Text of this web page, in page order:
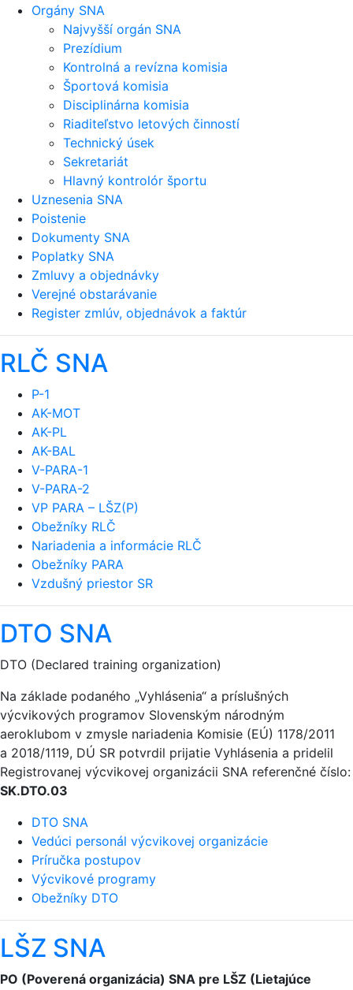
Orgány SNA
Najvyšší orgán SNA
Prezídium
Kontrolná a revízna komisia
Športová komisia
Disciplinárna komisia
Riaditeľstvo letových činností
Technický úsek
Sekretariát
Hlavný kontrolór športu
Uznesenia SNA
Poistenie
Dokumenty SNA
Poplatky SNA
Zmluvy a objednávky
Verejné obstarávanie
Register zmlúv, objednávok a faktúr
RLČ SNA
P-1
AK-MOT
AK-PL
AK-BAL
V-PARA-1
V-PARA-2
VP PARA – LŠZ(P)
Obežníky RLČ
Nariadenia a informácie RLČ
Obežníky PARA
Vzdušný priestor SR
DTO SNA
DTO (Declared training organization)
Na základe podaného „Vyhlásenia“ a príslušných
výcvikových programov Slovenským národným
aeroklubom v zmysle nariadenia Komisie (EÚ) 1178/2011
a 2018/1119, DÚ SR potvrdil prijatie Vyhlásenia a pridelil
Registrovanej výcvikovej organizácii SNA referenčné číslo:
SK.DTO.03
DTO SNA
Vedúci personál výcvikovej organizácie
Príručka postupov
Výcvikové programy
Obežníky DTO
LŠZ SNA
PO (Poverená organizácia) SNA pre LŠZ (Lietajúce